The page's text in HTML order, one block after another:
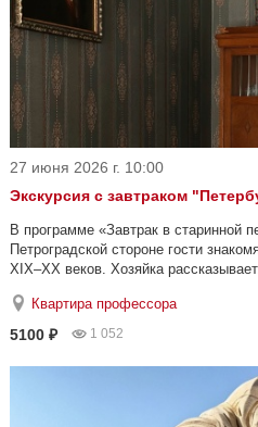
27 июня 2026 г. 10:00
Экскурсия с завтраком
В программе «Завтрак в старинной
Петроградской стороне гости
XIX–XX веков. Хозяйка
Квартира профессора
5100 ₽ 1 052